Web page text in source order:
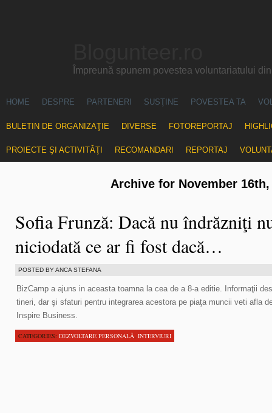
Împreună spunem povestea voluntariatului
HOME DESPRE PARTENERI SUSŢINE POVESTEA TA
BULETIN DE ORGANIZAŢIE DIVERSE FOTOREPORTAJ
PROIECTE ŞI ACTIVITĂŢI RECOMANDARI REPORTAJ
Archive for November 16th,
Sofia Frunză: Dacă nu îndrăzniţi
niciodată ce ar fi fost dacă…
POSTED BY ANCA STEFANA
BizCamp a ajuns in aceasta toamna la cea de a 8-a editie. Informaţii
tineri, dar şi sfaturi pentru integrarea acestora pe piaţa muncii veti afla
Inspire Business.
CATEGORIES: DEZVOLTARE PERSONALĂ, INTERVIURI